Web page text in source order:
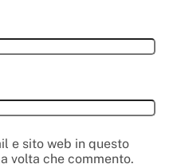
e sito web in questo
volta che commento.